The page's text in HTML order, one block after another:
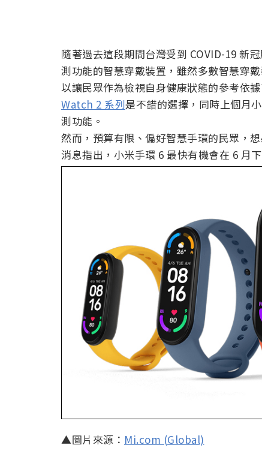
隨著過去這段期間台灣受到 COVID-19 新
測功能的智慧穿戴裝置，雖然多數智慧穿
以讓民眾作為檢視自身健康狀態的參考依
Watch 2 系列是不錯的選擇，同時上個月
測功能。
然而，預算有限、偏好智慧手環的民眾，
消息指出，小米手環 6 最快有機會在 6 月
▲圖片來源： Mi.com (Global)